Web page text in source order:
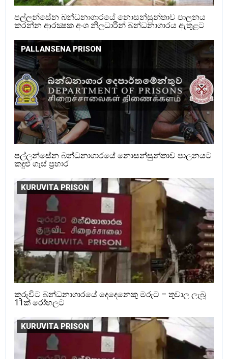
පල්ලන්සේන බන්ධනාගාරයේ නොසන්සුන්තාව පාලනය
කරන්න ආරක්‍ෂක අංශ නිලධාරීන් බන්ධනාගාරය ඇතුළට
PALLANSENA PRISON
පල්ලන්සේන බන්ධනාගාරයේ නොසන්සුන්තාව පාලනයට
කදුළු ගෑස් ප්‍රහාර
KURUVITA PRISON
කුරුවිට බන්ධනාගාරයේ දෙදෙනෙකු මරුට – තුවාල ලැබූ
11ක් රෝහලට
KURUVITA PRISON